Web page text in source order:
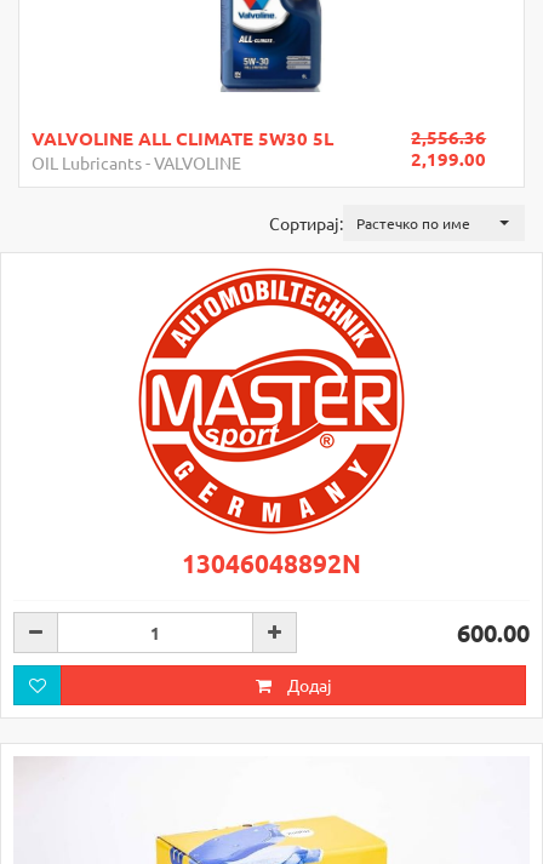
2,556.36
2,199.00
VALVOLINE ALL CLIMATE 5W30 5L
OIL Lubricants-VALVOLINE
Сортирај: Растечко по име
13046048892N
600.00
Додај